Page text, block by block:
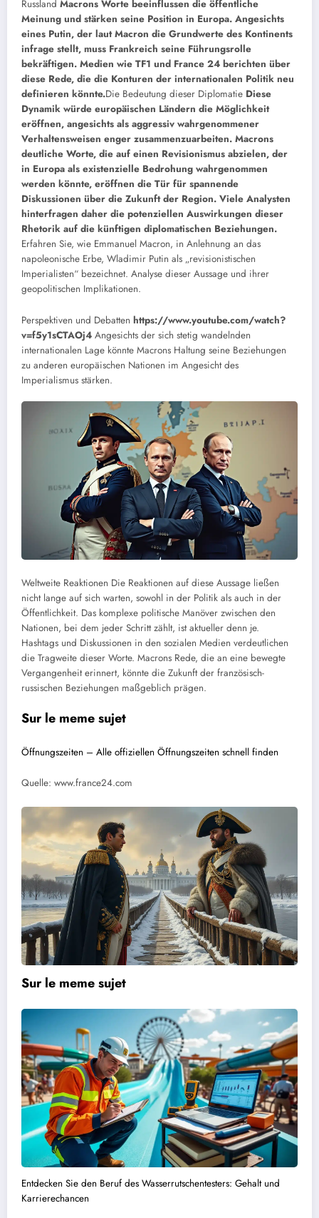
Russland Macrons Worte beeinflussen die öffentliche
Meinung und stärken seine Position in Europa. Angesichts
eines Putin, der laut Macron die Grundwerte des Kontinents
infrage stellt, muss Frankreich seine Führungsrolle
bekräftigen. Medien wie TF1 und France 24 berichten über
diese Rede, die die Konturen der internationalen Politik neu
definieren könnte.Die Bedeutung dieser Diplomatie Diese
Dynamik würde europäischen Ländern die Möglichkeit
eröffnen, angesichts als aggressiv wahrgenommener
Verhaltensweisen enger zusammenzuarbeiten. Macrons
deutliche Worte, die auf einen Revisionismus abzielen, der
in Europa als existenzielle Bedrohung wahrgenommen
werden könnte, eröffnen die Tür für spannende
Diskussionen über die Zukunft der Region. Viele Analysten
hinterfragen daher die potenziellen Auswirkungen dieser
Rhetorik auf die künftigen diplomatischen Beziehungen.
Erfahren Sie, wie Emmanuel Macron, in Anlehnung an das
napoleonische Erbe, Wladimir Putin als „revisionistischen
Imperialisten“ bezeichnet. Analyse dieser Aussage und ihrer
geopolitischen Implikationen.
Perspektiven und Debatten https://www.youtube.com/watch?
v=f5y1sCTAOj4 Angesichts der sich stetig wandelnden
internationalen Lage könnte Macrons Haltung seine Beziehungen
zu anderen europäischen Nationen im Angesicht des
Imperialismus stärken.
Weltweite Reaktionen Die Reaktionen auf diese Aussage ließen
nicht lange auf sich warten, sowohl in der Politik als auch in der
Öffentlichkeit. Das komplexe politische Manöver zwischen den
Nationen, bei dem jeder Schritt zählt, ist aktueller denn je.
Hashtags und Diskussionen in den sozialen Medien verdeutlichen
die Tragweite dieser Worte. Macrons Rede, die an eine bewegte
Vergangenheit erinnert, könnte die Zukunft der französisch-
russischen Beziehungen maßgeblich prägen.
Sur le meme sujet
Öffnungszeiten – Alle offiziellen Öffnungszeiten schnell finden
Quelle: www.france24.com
Sur le meme sujet
Entdecken Sie den Beruf des Wasserrutschentesters: Gehalt und
Karrierechancen